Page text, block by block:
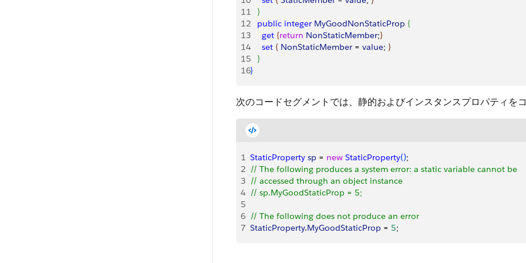
11
}
12
   public
integer MyGoodNonStaticProp {
13
     get
{return NonStaticMember;}
14
     set
{ NonStaticMember = value; }
15
}
16}
次のコードセグメントでは、静的およびインスタンスプロパティをコ
1 StaticProperty sp = new StaticProperty();
2 // The following produces a system error: a static variable cannot be
3 // accessed through an object instance
4 // sp.MyGoodStaticProp = 5;
5
6 // The following does not produce an error
7 StaticProperty.MyGoodStaticProp = 5;